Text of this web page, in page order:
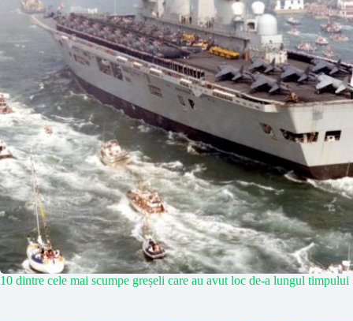
10 dintre cele mai scumpe greșeli care au avut loc de-a lungul timpului